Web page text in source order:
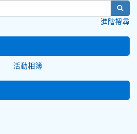
進階搜尋
活動相簿